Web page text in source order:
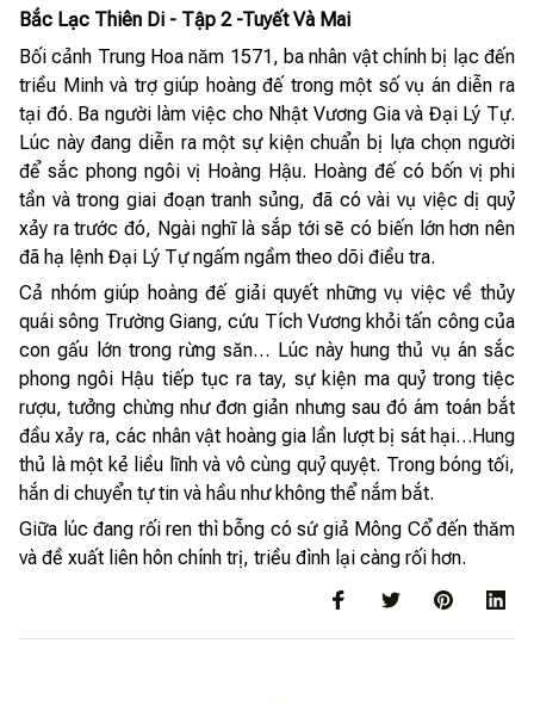
Bắc Lạc Thiên Di - Tập 2 -Tuyết Và Mai
Bối cảnh Trung Hoa năm 1571, ba nhân vật chính bị lạc đến
triều Minh và trợ giúp hoàng đế trong một số vụ án diễn ra
tại đó. Ba người làm việc cho Nhật Vương Gia và Đại Lý Tự.
Lúc này đang diễn ra một sự kiện chuẩn bị lựa chọn người
để sắc phong ngôi vị Hoàng Hậu. Hoàng đế có bốn vị phi
tần và trong giai đoạn tranh sủng, đã có vài vụ việc dị quỷ
xảy ra trước đó, Ngài nghĩ là sắp tới sẽ có biến lớn hơn nên
đã hạ lệnh Đại Lý Tự ngấm ngầm theo dõi điều tra.
Cả nhóm giúp hoàng đế giải quyết những vụ việc về thủy
quái sông Trường Giang, cứu Tích Vương khỏi tấn công của
con gấu lớn trong rừng săn… Lúc này hung thủ vụ án sắc
phong ngôi Hậu tiếp tục ra tay, sự kiện ma quỷ trong tiệc
rượu, tưởng chừng như đơn giản nhưng sau đó ám toán bắt
đầu xảy ra, các nhân vật hoàng gia lần lượt bị sát hại…Hung
thủ là một kẻ liều lĩnh và vô cùng quỷ quyệt. Trong bóng tối,
hắn di chuyển tự tin và hầu như không thể nắm bắt.
Giữa lúc đang rối ren thì bỗng có sứ giả Mông Cổ đến thăm
và đề xuất liên hôn chính trị, triều đình lại càng rối hơn.